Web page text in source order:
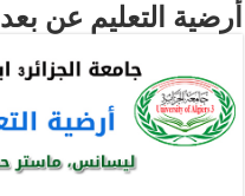
أرضية التعليم عن بعد